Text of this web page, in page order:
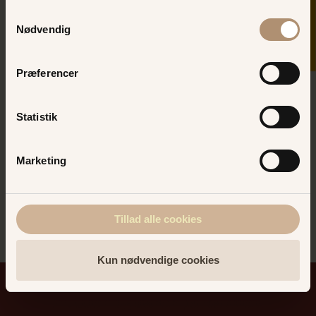
Nødvendig
Præferencer
Statistik
Marketing
Tillad alle cookies
Kun nødvendige cookies
Er du på udkig efter at afholde et
Plænebaren et oplagt sted. Kontakt
Vi ses på Plænebaren på Bakken!